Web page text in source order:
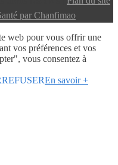
par Chanfimao
web pour vous offrir une
vos préférences et vos
vous consentez à
REFUSEREn savoir +